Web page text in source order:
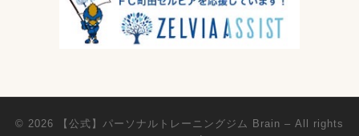
© 2026 【公式】パーソナルトレーニングジム Brain – All rights